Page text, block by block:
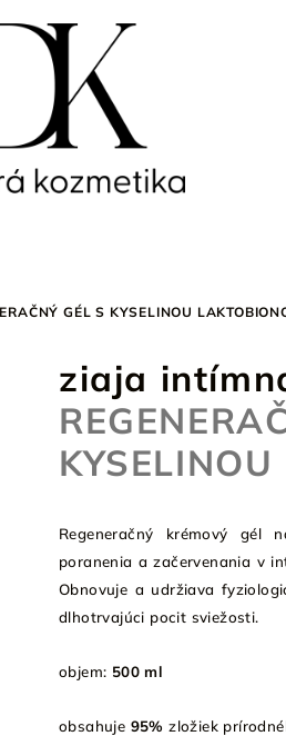
GÉL S KYSELINOU
ziaja
Regeneračný krémový gél
poranenia a začervenania v
Obnovuje a udržiava
dlhotrvajúci pocit sviežosti.
objem: 500 ml
obsahuje 95% zložiek